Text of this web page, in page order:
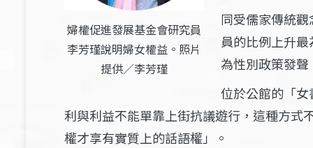
婦權促進發展基金會研究員
李芳瑾說明婦女權益。照片
提供／李芳瑾
同受儒家傳統
員的比例上升
為性別政策發
位於公館的「
利與利益不能單靠上街抗議遊行，這種方式
權才享有實質上的話語權」。